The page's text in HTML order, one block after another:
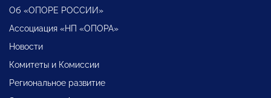
Об «ОПОРЕ РОССИИ»
Ассоциация «НП «ОПОРА»
Новости
Комитеты и Комиссии
Региональное развитие